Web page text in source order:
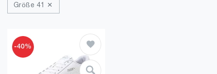
Größe 41 ✕
-40%